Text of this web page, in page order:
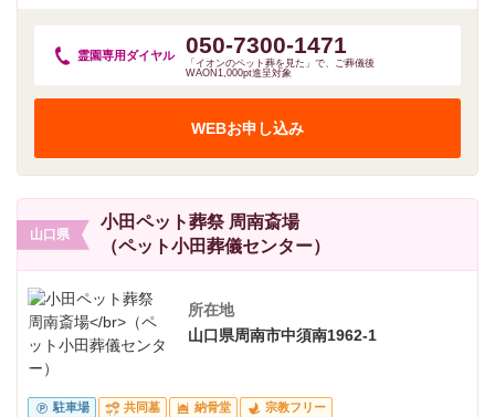
霊園専用 ダイヤル 050-7300-1471
「イオンのペット葬を見た」で、ご葬儀後
WAON1,000pt進呈対象
WEBお申し込み
山口県
小田ペット葬祭 周南斎場
（ペット小田葬儀センター）
所在地
山口県周南市中須南1962-1
駐車場 共同墓 納骨堂
宗教フリー